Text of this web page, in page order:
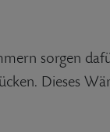
sorgen
Dieses